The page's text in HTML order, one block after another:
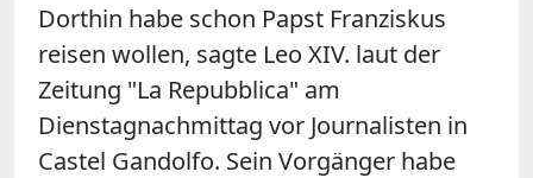
Dorthin habe schon Papst Franziskus
reisen wollen, sagte Leo XIV. laut der
Zeitung "La Repubblica" am
Dienstagnachmittag vor Journalisten in
Castel Gandolfo. Sein Vorgänger habe